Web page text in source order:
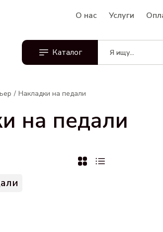
О нас Услуги
Каталог
Накладки на педали
на педали